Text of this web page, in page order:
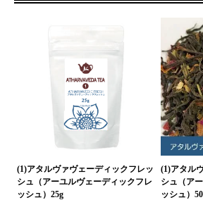
(1)アタルヴァヴェーディックフレッ
シュ（アーユルヴェーディックフレ
ッシュ）25g
(1)アタル
シュ（ア
ッシュ）